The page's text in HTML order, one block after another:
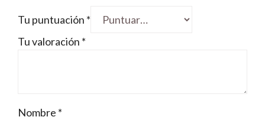
Tu puntuación *
Tu valoración *
Nombre *